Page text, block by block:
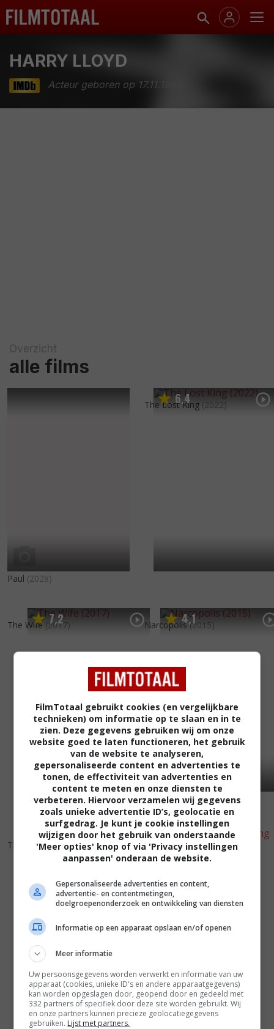
HARRY LLOYD
Acteur geboren op 17.11.1983
Overzicht
alle films
Paul (2028)
6,4
The Lost King (2022)
7,2
The Wife (2017) 4,1
Narcopolis (2015)
5,9
The Riot Club (2014) 7,3
The Theory of Everything
(2014)
FilmTotaal gebruikt cookies (en vergelijkbare
technieken) om informatie op te slaan en in te
zien. Deze gegevens gebruiken wij om onze
website goed te laten functioneren, het gebruik
van de website te analyseren,
gepersonaliseerde content en advertenties te
tonen, de effectiviteit van advertenties en
content te meten en onze diensten te
verbeteren. Hiervoor verzamelen wij gegevens
zoals unieke advertentie ID’s, geolocatie en
surfgedrag. Je kunt je cookie instellingen
wijzigen door het gebruik van onderstaande
'Meer opties' knop of via 'Privacy instellingen
aanpassen' onderaan de website.
Gepersonaliseerde advertenties en content,
advertentie- en contentmetingen,
doelgroepenonderzoek en ontwikkeling van diensten
Informatie op een apparaat opslaan en/of openen
Meer informatie
Uw persoonsgegevens worden verwerkt en informatie van uw
apparaat (cookies, unieke ID's en andere apparaatgegevens)
kan worden opgeslagen door, geopend door en gedeeld met
332 partners of specifiek door deze site worden gebruikt. Wij
en onze partners kunnen precieze geolocatiegegevens
gebruiken. Lijst met partners.